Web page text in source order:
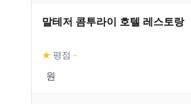
말테저 콤투라이 호텔 레스토랑
★ 평점 –